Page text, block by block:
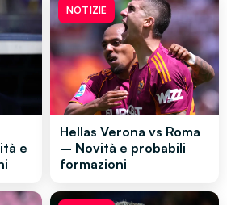
e
NOTIZIE
Hellas Verona vs Roma
– Novità e probabili
formazioni